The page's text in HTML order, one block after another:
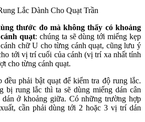
Lắc Dành Cho Quạt Trần
thước đo mà không thấy có khoảng
quạt: chúng ta sẽ dùng tới miếng kẹp
chữ U cho từng cánh quạt, cũng lưu ý
tới vị trí cuối của cánh (vị trí xa nhất tính
cho từng cánh quạt.
đều phải bật quạt để kiểm tra độ rung lắc.
bị rung lắc thì ta sẽ dùng miếng dán cân
ở khoảng giữa. Có những trường hợp
cần phải dùng tới 2 hoặc 3 vị trí dán